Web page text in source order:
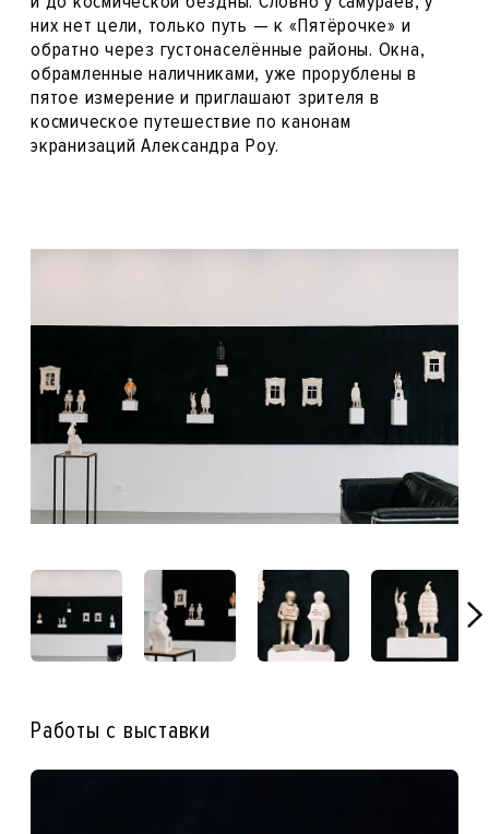
них нет цели, только путь — к «Пятёрочке» и
обратно через густонаселённые районы. Окна,
обрамленные наличниками, уже прорублены в
пятое измерение и приглашают зрителя в
космическое путешествие по канонам
экранизаций Александра Роу.
Работы с выставки